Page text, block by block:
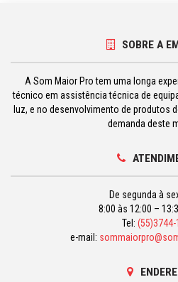
SOBRE A
A Som Maior Pro tem uma longa
técnico em assistência técnica de
luz, e no desenvolvimento de produtos
demanda deste
De segunda à
8:00 às 12:00 –
Tel: (55)3744-
e-mail: